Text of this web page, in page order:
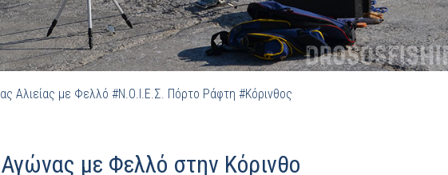
Αλιείας με Φελλό #Ν.Ο.Ι.Ε.Σ. Πόρτο Ράφτη #Κόρινθος
με Φελλό στην Κόρινθο